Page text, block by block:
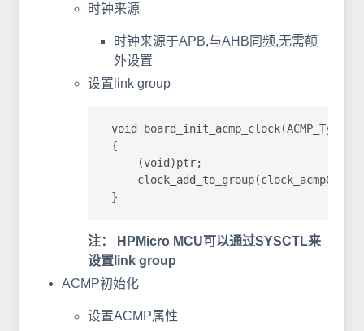
时钟来源
时钟来源于APB,与AHB同频,无需额
外设置
设置link group
void board_init_acmp_clock(ACMP_Type
{
     (void)ptr;
clock_add_to_group(clock_acmp0,
}
注： HPMicro MCU可以通过SYSCTL来
设置link group
ACMP初始化
设置ACMP属性